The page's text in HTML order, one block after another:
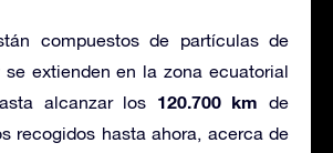
compuestos de partículas de
extienden en la zona ecuatorial
alcanzar los 120.700 km de
recogidos hasta ahora, acerca de